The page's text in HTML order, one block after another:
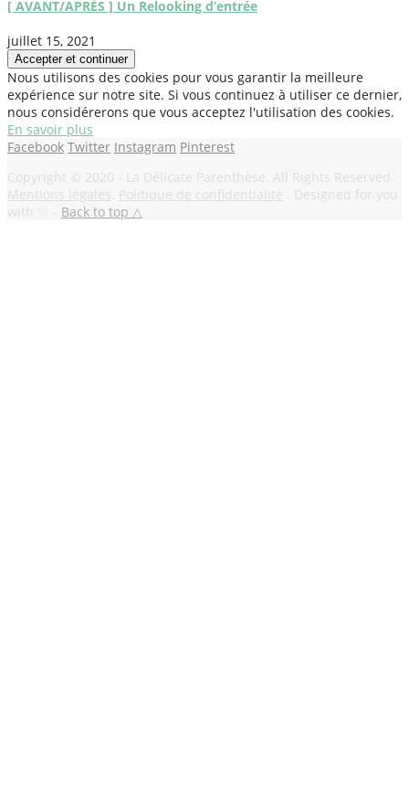
[ AVANT/APRÈS ] Un Relooking d’entrée
juillet 15, 2021
Nous utilisons des cookies pour vous garantir la meilleure
expérience sur notre site. Si vous continuez à utiliser ce dernier,
nous considérerons que vous acceptez l'utilisation des cookies.
En savoir plus
Facebook Twitter Instagram Pinterest
Copyright © 2020 - La Délicate Parenthèse. All Rights Reserved.
Mentions légales Politique de confidentialité . Designed for you
with ♡ - Back to top △